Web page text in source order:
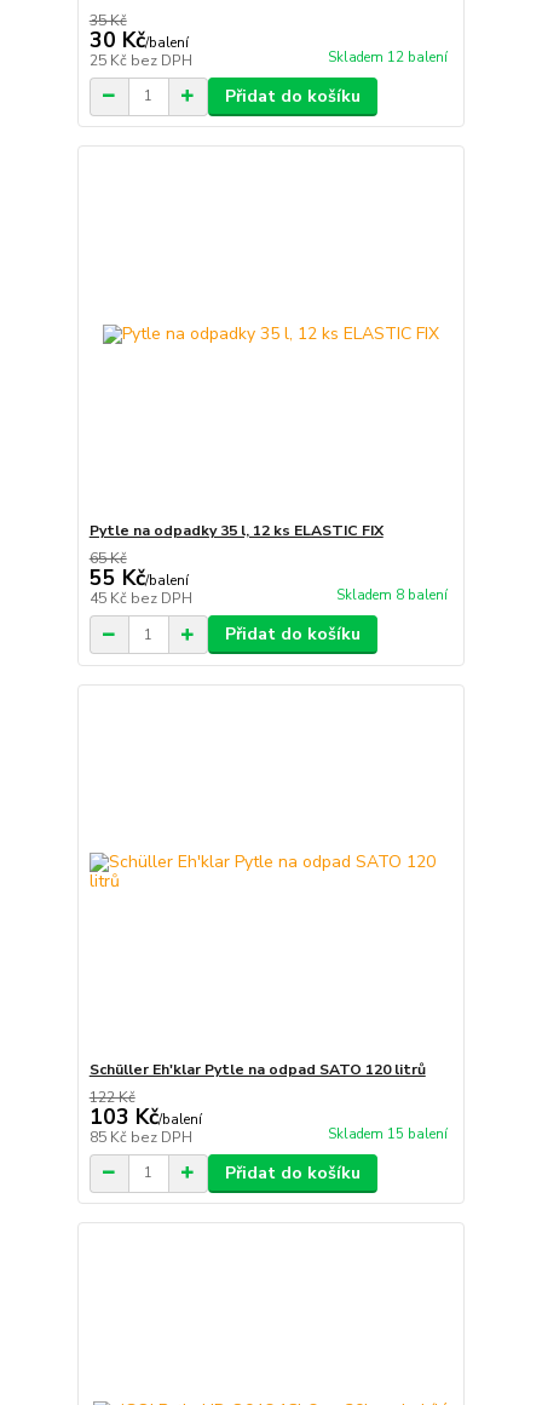
35 Kč
30 Kč/balení
25 Kč bez DPH Skladem 12 balení
Přidat do košíku
Pytle na odpadky 35 l, 12 ks ELASTIC FIX
65 Kč
55 Kč/balení
45 Kč bez DPH Skladem 8 balení
Přidat do košíku
Schüller Eh'klar Pytle na odpad SATO 120 litrů
122 Kč
103 Kč/balení
85 Kč bez DPH Skladem 15 balení
Přidat do košíku